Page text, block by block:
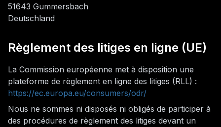
51643 Gummersbach
Deutschland
Règlement des litiges en ligne (UE)
La Commission européenne met à disposition une
plateforme de règlement en ligne des litiges (RLL) :
https://ec.europa.eu/consumers/odr/
Nous ne sommes ni disposés ni obligés de participer à
des procédures de règlement des litiges devant un